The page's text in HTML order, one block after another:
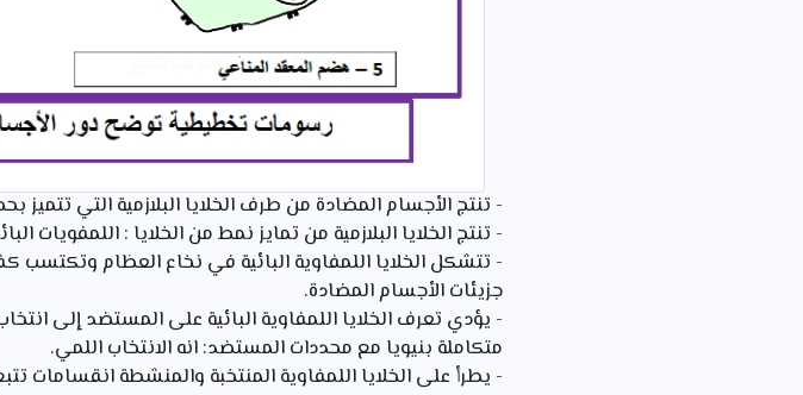
- تنتج الأجسام المضادة من طرف الخلايا البلازمية التي
- تنتج الخلايا البلازمية من تمايز نمط من الخلايا : اللمفويات
- تتشكل الخلايا اللمفاوية البائية في نخاع العظام
جزيئات الأجسام المضادة.
- يؤدي تعرف الخلايا اللمفاوية البائية على المستضد إلى
متكاملة بنيويا مع محددات المستضد: انه الانتخاب اللمي.
- يطرأ على الخلايا اللمفاوية المنتخبة والمنشطة انقسامات